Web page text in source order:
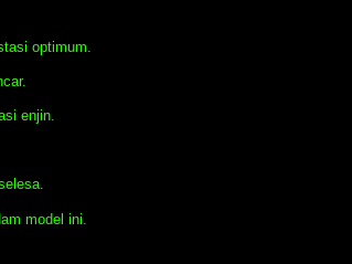
optimum.
enjin.
model ini.